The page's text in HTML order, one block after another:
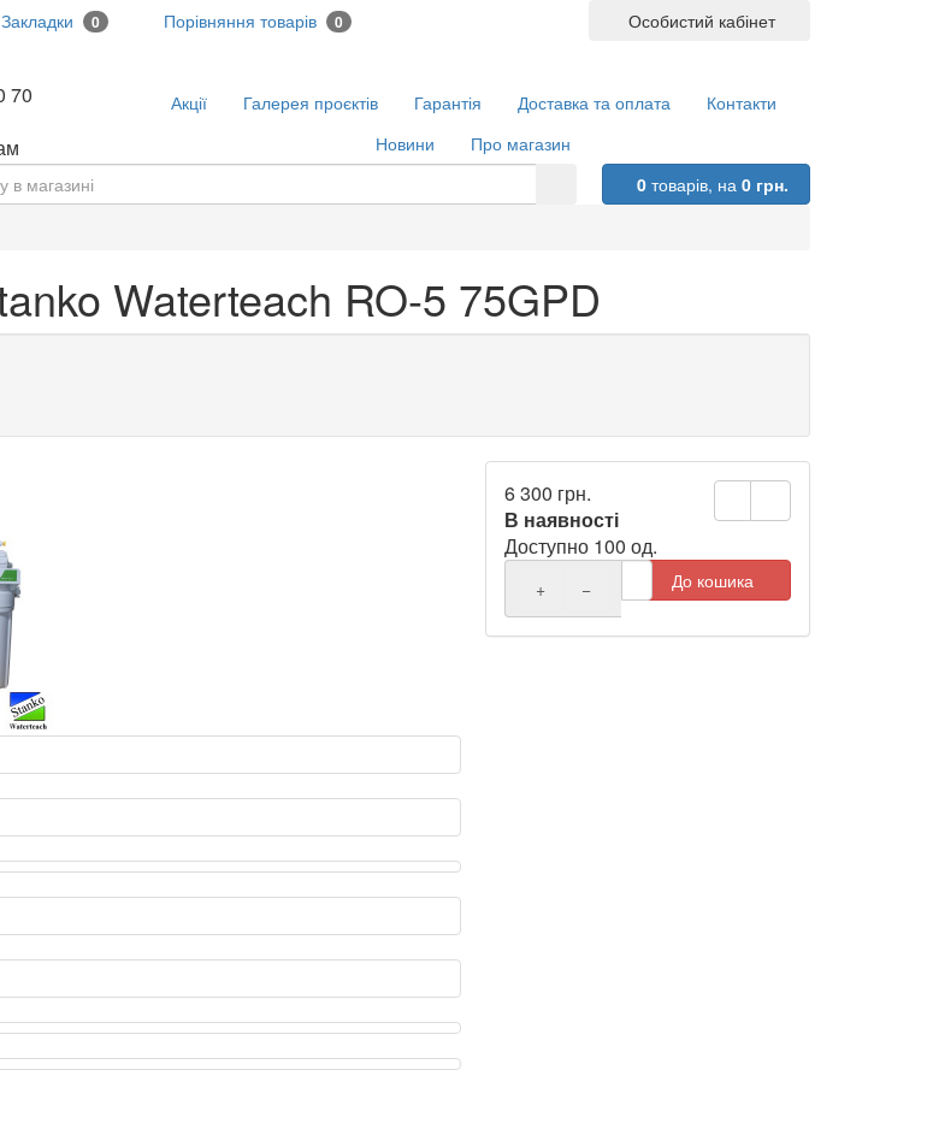
Особистий кабінет
Закладки 0 Порівняння товарів 0
70
Акції Галерея проєктів Гарантія Доставка та оплата
Контакти
Новини
Про магазин
0 товарів, на0 грн.
Waterteach RO-5 75GPD
6 300 грн.
В наявності
Доступно 100 од.
+ − До кошика